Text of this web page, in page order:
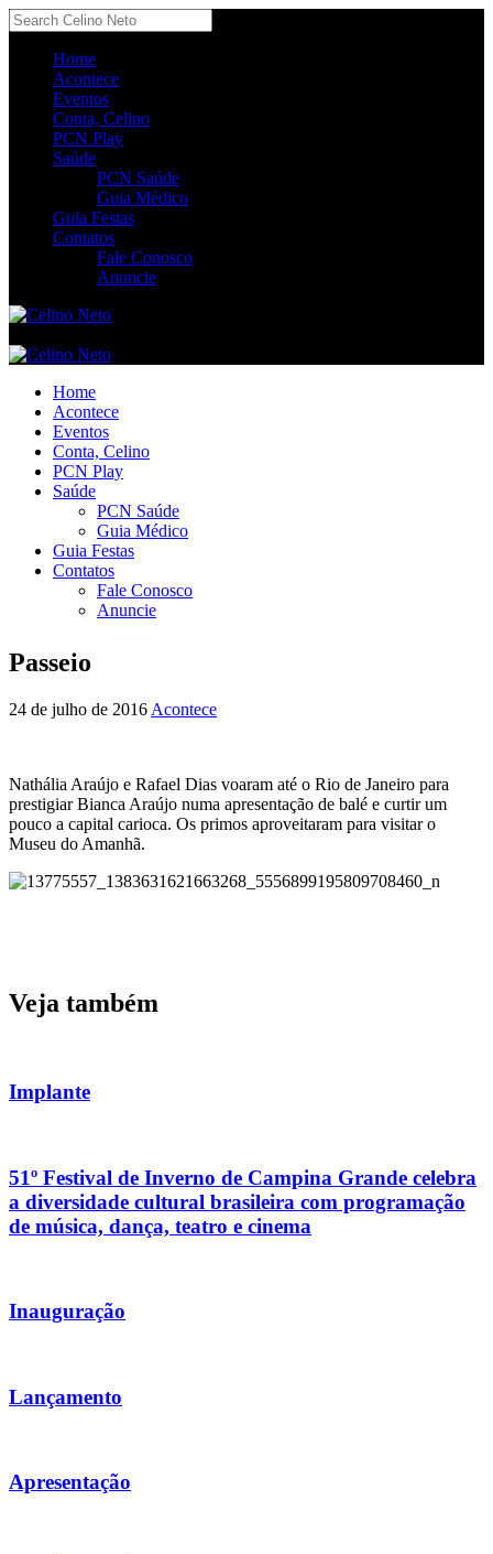
Home
Acontece
Eventos
Conta, Celino
PCN Play
Saúde
PCN Saúde
Guia Médico
Guia Festas
Contatos
Fale Conosco
Anuncie
Home
Acontece
Eventos
Conta, Celino
PCN Play
Saúde
PCN Saúde
Guia Médico
Guia Festas
Contatos
Fale Conosco
Anuncie
Passeio
24 de julho de 2016 Acontece
Nathália Araújo e Rafael Dias voaram até o Rio de Janeiro para
prestigiar Bianca Araújo numa apresentação de balé e curtir um
pouco a capital carioca. Os primos aproveitaram para visitar o
Museu do Amanhã.
Veja também
Implante
51º Festival de Inverno de Campina Grande celebra
a diversidade cultural brasileira com programação
de música, dança, teatro e cinema
Inauguração
Lançamento
Apresentação